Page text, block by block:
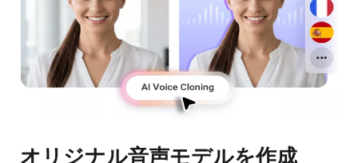
オリジナル音声モデルを作成